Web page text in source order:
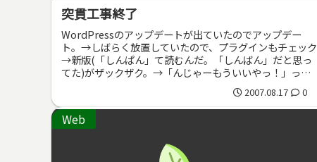
突貫工事終了
WordPressのアップデートが出ていたのでアップデー
ト。→しばらく放置していたので、プラグインもチェック
→新版(「しんぱん」て読むんだ。「しんばん」だと思っ
てた)がザックザク。→「んじゃーもういいやっ！」っと全
2007.08.17 0
Web